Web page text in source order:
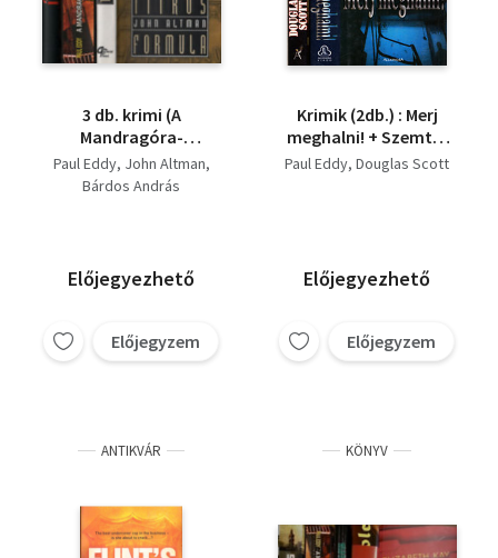
3 db. krimi (A
Mandragóra-
összeesküvés + Titkos
formula + Ítélet)
Paul Eddy John Altman
Bárdos András
Előjegyezhető
Előjegyzem
Krimik (2db.) : Merj
meghalni! + Szemtől
szemben
Paul Eddy Douglas Scott
Előjegyezhető
Előjegyzem
ANTIKVÁR KÖNYV